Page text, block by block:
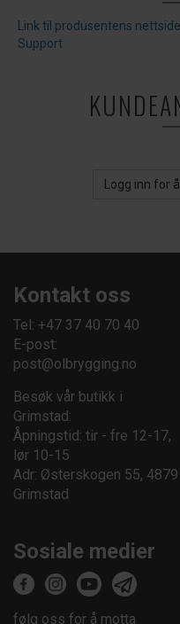
Link til produsentens nettside
Support
Logg inn for
Kontakt oss
Tel: +47 37 40 70 40
E-post:
post@olbrygging.no
Besøk vår butikk i
Grimstad:
Åpningstid: tir - fre 12-17,
lør 10-15
Adr: Østerskogen 55, 4879
Grimstad
Sosiale medier
følg oss for å motta